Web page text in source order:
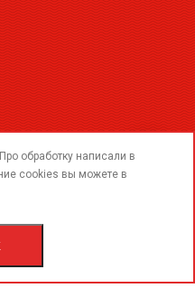
д. 19Б )
call
обработку написали в
cookies вы можете в